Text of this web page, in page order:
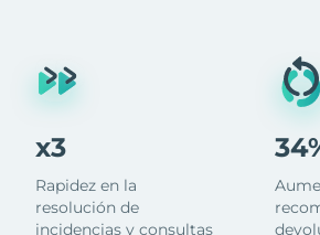
x3
Rapidez en la
resolución de
incidencias y consultas